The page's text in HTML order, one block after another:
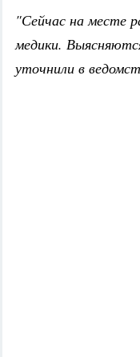
"Сейчас на месте
медики.
уточнили в